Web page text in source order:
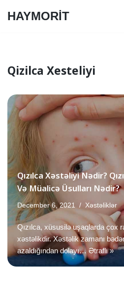
HAYMORİT
Qizilca Xesteliyi
Qızılca Xəstəliyi Nədir?
Və Müalicə Üsulları Nədir?
December 6, 2021 Xəstəliklər
Qızılca, xüsusilə uşaqlarda çox
xəstəlikdir. Xəstəlik zamanı
azaldığından dolayı… Ətraflı »